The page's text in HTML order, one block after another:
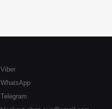
Viber
WhatsApp
Telegram